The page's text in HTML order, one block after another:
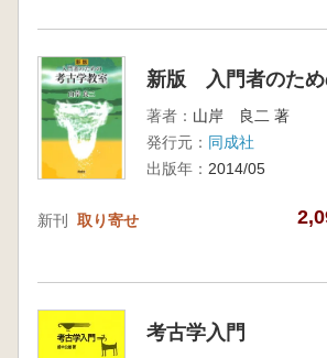
新版 入門者のため
著者： 山岸 良二 著
発行元： 同成社
出版年： 2014/05
新刊 取り寄せ
考古学入門